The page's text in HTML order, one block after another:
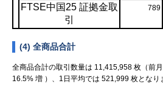
FTSE中国25 証拠金取
引
789
(4) 全商品合計
全商品合計の取引数量は 11,415,958 枚（前
16.5% 増 ）、1日平均では 521,999 枚となり